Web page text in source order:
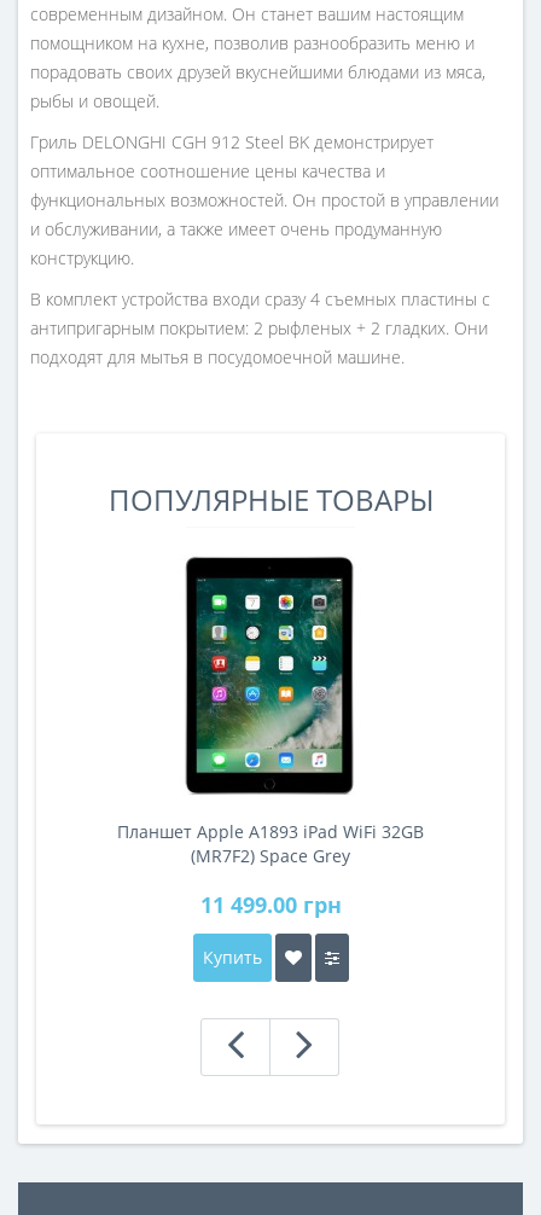
современным дизайном. Он станет вашим настоящим
помощником на кухне, позволив разнообразить меню и
порадовать своих друзей вкуснейшими блюдами из мяса,
рыбы и овощей.
Гриль DELONGHI CGH 912 Steel BK демонстрирует
оптимальное соотношение цены качества и
функциональных возможностей. Он простой в управлении
и обслуживании, а также имеет очень продуманную
конструкцию.
В комплект устройства входи сразу 4 съемных пластины с
антипригарным покрытием: 2 рыфленых + 2 гладких. Они
подходят для мытья в посудомоечной машине.
ПОПУЛЯРНЫЕ ТОВАРЫ
Планшет Apple A1893 iPad WiFi 32GB
(MR7F2) Space Grey
11 499.00 грн
Купить